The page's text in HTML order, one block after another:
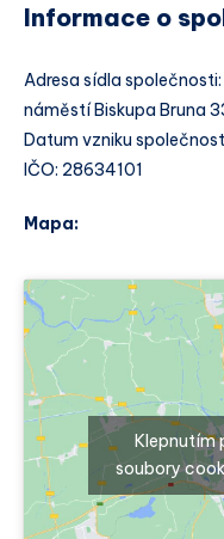
Informace o
Adresa sídla
náměstí Biskupa Bruna
Datum vzniku
IČO: 28634101
Mapa:
Klepnutím
soubory